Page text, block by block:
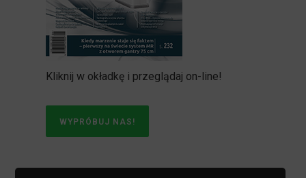
Kliknij w okładkę i przeglądaj on-line!
WYPRÓBUJ NAS!